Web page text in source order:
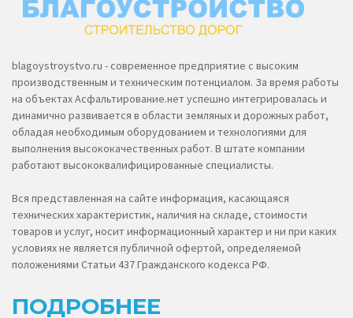
blagoystroystvo.ru - современное предприятие с высоким
производственным и техническим потенциалом. За время работы
на объектах Асфальтирование.нет успешно интегрировалась и
динамично развивается в области земляных и дорожных работ,
обладая необходимым оборудованием и технологиями для
выполнения высококачественных работ. В штате компании
работают высококвалифицированные специалисты.
Вся представленная на сайте информация, касающаяся
технических характеристик, наличия на складе, стоимости
товаров и услуг, носит информационный характер и ни при каких
условиях не является публичной офертой, определяемой
положениями Статьи 437 Гражданского кодекса РФ.
ПОДРОБНЕЕ